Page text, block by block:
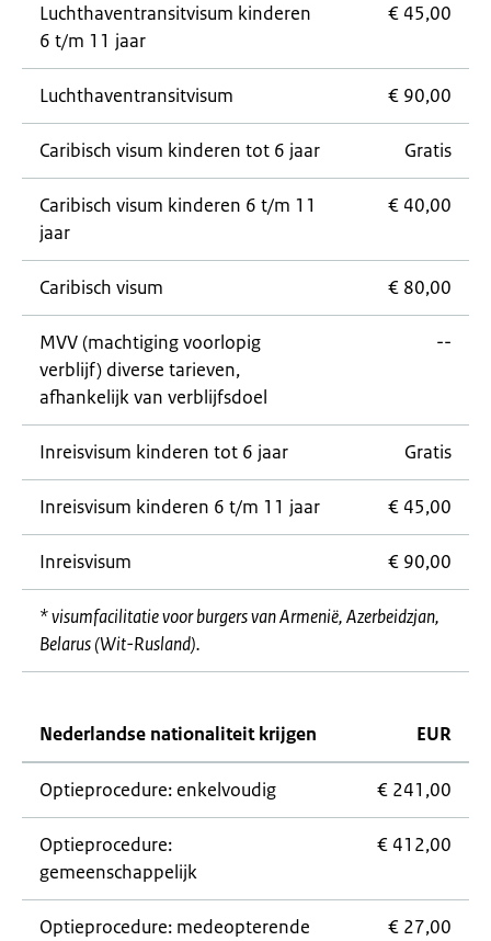
Luchthaventransitvisum kinderen
6 t/m 11 jaar
€ 45,00
Luchthaventransitvisum € 90,00
Caribisch visum kinderen tot 6 jaar Gratis
Caribisch visum kinderen 6 t/m 11
jaar
€ 40,00
Caribisch visum € 80,00
MVV (machtiging voorlopig
verblijf) diverse tarieven,
afhankelijk van verblijfsdoel
--
Inreisvisum kinderen tot 6 jaar Gratis
Inreisvisum kinderen 6 t/m 11 jaar € 45,00
Inreisvisum € 90,00
* visumfacilitatie voor burgers van Armenië, Azerbeidzjan,
Belarus (Wit-Rusland).
Nederlandse nationaliteit krijgen EUR
Optieprocedure: enkelvoudig € 241,00
Optieprocedure:
gemeenschappelijk
€ 412,00
Optieprocedure: medeopterende
€ 27,00